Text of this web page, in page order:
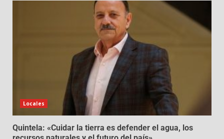
Locales
Quintela: «Cuidar la tierra es defender el agua, los